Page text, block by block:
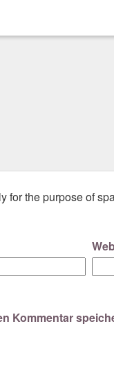
for the purpose of
Kommentar